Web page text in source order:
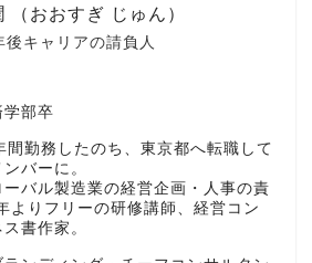
後キャリアの請負人
（おおすぎ じゅん）
学部卒
間勤務したのち、東京都へ転職して
バーに。
バル製造業の経営企画・人事の責
よりフリーの研修講師、経営コン
書作家。